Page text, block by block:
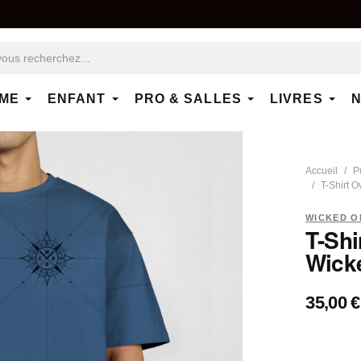
ENFANT PRO & SALLES LIVRES
Accueil
T-Shirt
WICKED
T-
35,00 €